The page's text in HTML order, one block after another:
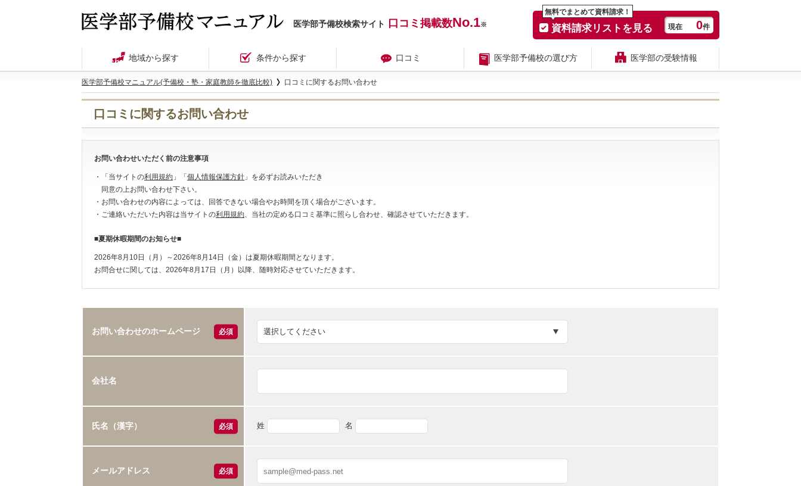
医学部予備校検索サイト 口コミ掲載数No.1※
無料でまとめて資料請求！
資料請求リストを見る 現在 0件
地域から探す 条件から探す 口コミ 医学部予備校の選び方 医学部の受験情報
医学部予備校マニュアル(予備校・塾・家庭教師を徹底比較) 口コミに関するお問い合わせ
口コミに関するお問い合わせ
お問い合わせいただく前の注意事項
・「当サイトの利用規約 」「 個人情報保護方針 」を必ずお読みいただき
同意の上お問い合わせ下さい。
・お問い合わせの内容によっては、回答できない場合やお時間を頂く場合がございます。
・ご連絡いただいた内容は当サイトの利用規約、当社の定める口コミ基準に照らし合わせ、確認させていただきます。
■夏期休暇期間のお知らせ■
2026年8月10日（月）～2026年8月14日（金）は夏期休暇期間となります。
お問合せに関しては、2026年8月17日（月）以降、随時対応させていただきます。
お問い合わせのホームページ 必須
会社名
氏名（漢字） 必須 姓 名
メールアドレス 必須